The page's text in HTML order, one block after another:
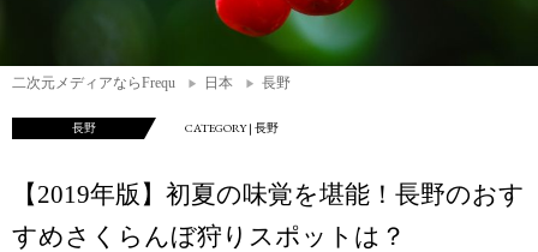
二次元メディアならFrequ 日本 長野
長野 CATEGORY | 長野
【2019年版】初夏の味覚を堪能！長野のおす
すめさくらんぼ狩りスポットは？